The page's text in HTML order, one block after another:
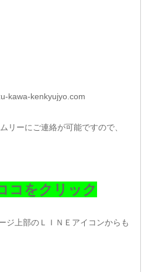
kawa-kenkyujyo.com
リーにご連絡が可能ですので、
コをクリック
ジ上部のＬＩＮＥアイコンからも